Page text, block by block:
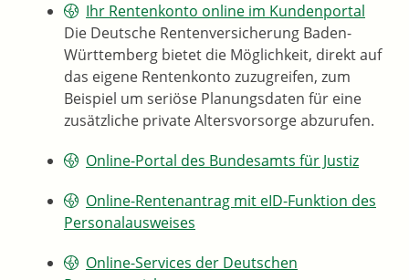
Ihr Rentenkonto online im Kundenportal
Die Deutsche Rentenversicherung Baden-
Württemberg bietet die Möglichkeit, direkt auf
das eigene Rentenkonto zuzugreifen, zum
Beispiel um seriöse Planungsdaten für eine
zusätzliche private Altersvorsorge abzurufen.
Online-Portal des Bundesamts für Justiz
Online-Rentenantrag mit eID-Funktion des
Personalausweises
Online-Services der Deutschen